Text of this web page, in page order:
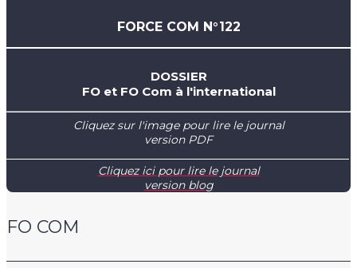
FORCE COM N°122
DOSSIER
FO et FO Com à l'international
Cliquez sur l'image pour lire le journal
version PDF
Cliquez ici pour lire le journal
version blog
FO COM